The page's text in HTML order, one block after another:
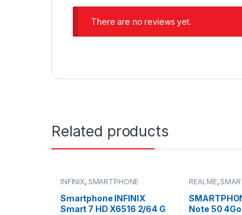
There are no reviews yet.
Related products
INFINIX, SMARTPHONE
Smartphone INFINIX
Smart 7 HD X6516 2/64 G
REALME,
Note 50 4Go